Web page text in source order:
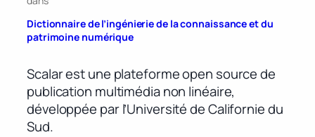
Dictionnaire de l’ingénierie de la connaissance et du
patrimoine numérique
Scalar est une plateforme open source de
publication multimédia non linéaire,
développée par l’Université de Californie du
Sud.